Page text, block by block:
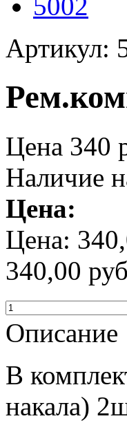
Артикул:
Цена 340
Наличие
Цена:
Цена:
340,00 руб
Описание
В
накала)